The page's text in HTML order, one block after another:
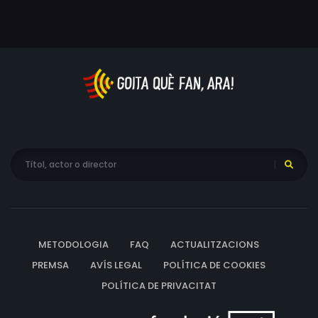
METODOLOGIA FAQ
ACTUALITZACIONS
PREMSA
AVÍS LEGAL
POLÍTICA DE COOKIES
POLÍTICA DE PRIVACITAT